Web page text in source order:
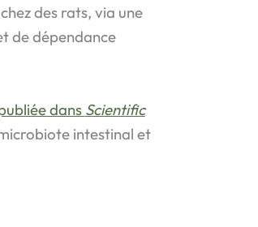
des rats, via une
de dépendance
dans Scientific
intestinal et